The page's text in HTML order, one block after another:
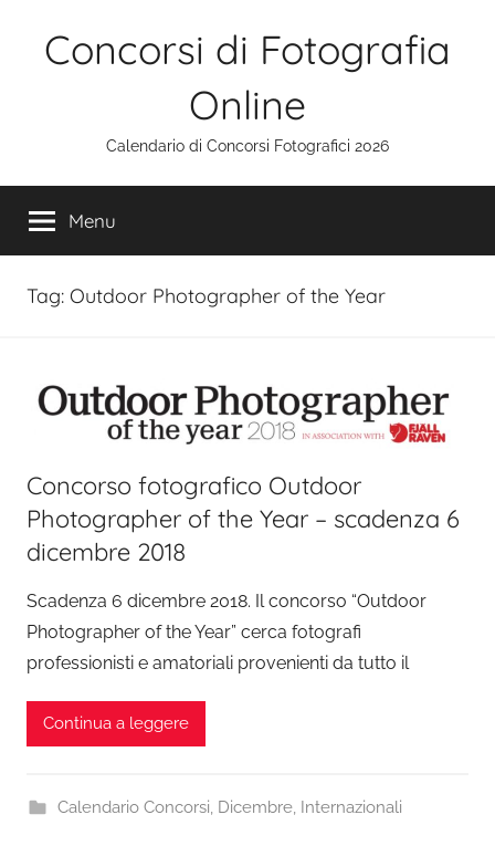
Concorsi di Fotografia
Online
Calendario di Concorsi Fotografici 2026
Menu
Tag: Outdoor Photographer of the Year
Concorso fotografico Outdoor
Photographer of the Year – scadenza 6
dicembre 2018
Scadenza 6 dicembre 2018. Il concorso “Outdoor
Photographer of the Year” cerca fotografi
professionisti e amatoriali provenienti da tutto il
Continua a leggere
Calendario Concorsi Dicembre, Internazionali